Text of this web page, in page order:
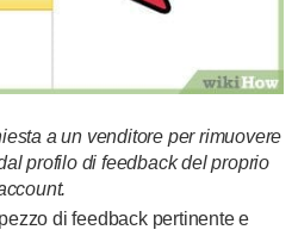
a un venditore per rimuovere
profilo di feedback del proprio
di feedback pertinente e